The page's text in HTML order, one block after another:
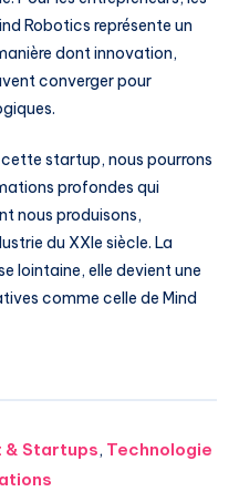
Robotics représente un
dont innovation,
converger pour
cette startup, nous pourrons
profondes qui
nous produisons,
du XXIe siècle. La
lointaine, elle devient une
comme celle de Mind
& Startups, Technologie